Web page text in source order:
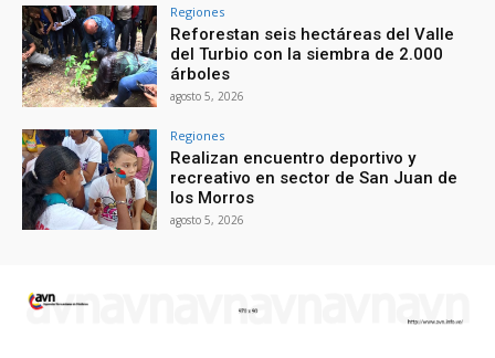
Regiones
Reforestan seis hectáreas del Valle
del Turbio con la siembra de 2.000
árboles
agosto 5, 2026
Regiones
Realizan encuentro deportivo y
recreativo en sector de San Juan de
los Morros
agosto 5, 2026